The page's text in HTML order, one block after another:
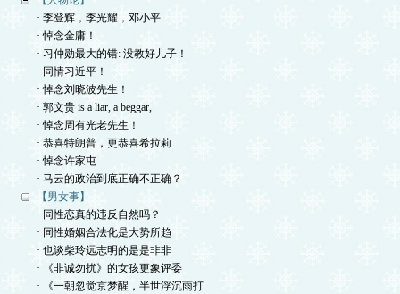
· 李登辉，李光耀，邓小平
· 悼念金庸！
· 习仲勋最大的错: 没教好儿子！
· 同情习近平！
· 悼念刘晓波先生！
· 郭文贵 is a liar, a beggar,
· 悼念周有光老先生！
· 恭喜特朗普，更恭喜希拉莉
· 悼念许家屯
· 马云的政治到底正确不正确？
【男女事】
· 同性恋真的违反自然吗？
· 同性婚姻合法化是大势所趋
· 也谈柴玲远志明的是是非非
· 《非诚勿扰》的女孩更象评委
· 《一朝忽觉京梦醒，半世浮沉雨打